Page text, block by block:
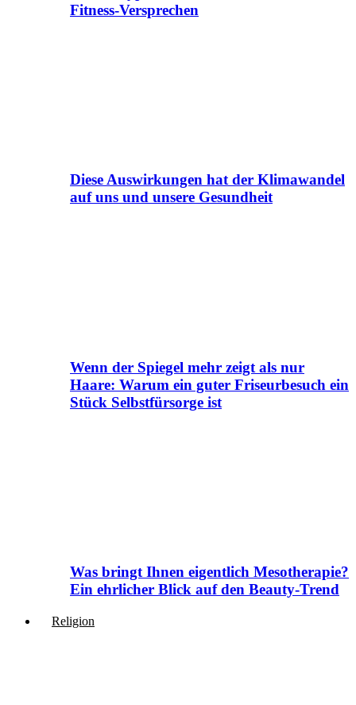
Fitness-Versprechen
Diese Auswirkungen hat der Klimawandel
auf uns und unsere Gesundheit
Wenn der Spiegel mehr zeigt als nur
Haare: Warum ein guter Friseurbesuch ein
Stück Selbstfürsorge ist
Was bringt Ihnen eigentlich Mesotherapie?
Ein ehrlicher Blick auf den Beauty-Trend
Religion